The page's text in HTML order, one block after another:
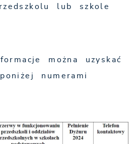
lub szkole
można uzyskać
numerami